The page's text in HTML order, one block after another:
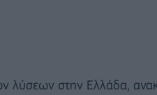
λύσεων στην Ελλάδα,